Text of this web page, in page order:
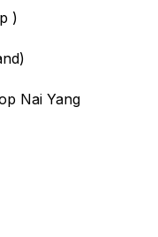
)
Nai Yang